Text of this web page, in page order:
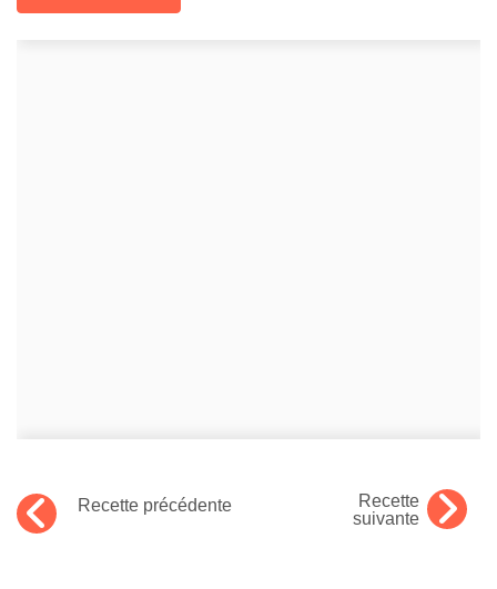
Recette précédente
Recette
suivante